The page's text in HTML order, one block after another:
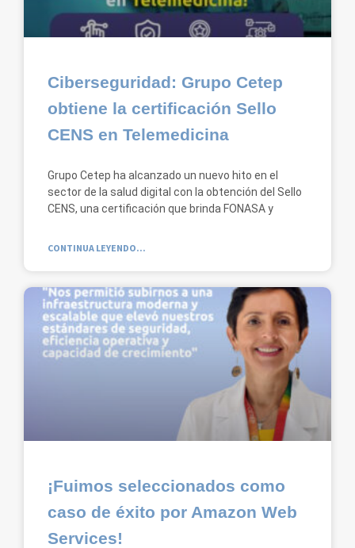
Ciberseguridad: Grupo Cetep
obtiene la certificación Sello
CENS en Telemedicina
Grupo Cetep ha alcanzado un nuevo hito en el
sector de la salud digital con la obtención del Sello
CENS, una certificación que brinda FONASA y
CONTINUA LEYENDO...
¡Fuimos seleccionados como
caso de éxito por Amazon Web
Services!